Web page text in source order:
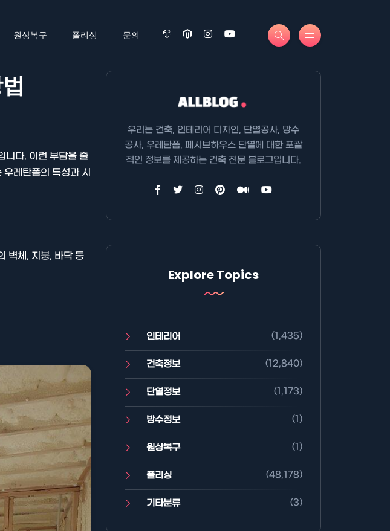
원상복구 폴리싱 문의
니다. 이런 부담을 줄
레탄폼의 특성과 시
벽체, 지붕, 바닥 등
우리는 건축, 인테리어 디자인, 단열공사, 방수
공사, 우레탄폼, 페시브하우스 단열에 대한 포괄
적인 정보를 제공하는 건축 전문 블로그입니다.
Explore Topics
인테리어 (1,435)
건축정보 (12,840)
단열정보 (1,173)
방수정보 (1)
원상복구 (1)
폴리싱 (48,178)
기타분류 (3)